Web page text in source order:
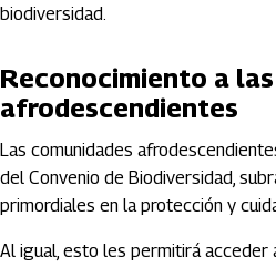
biodiversidad.
Reconocimiento a
afrodescendientes
Las comunidades
del Convenio de Biodiversidad,
primordiales en la protección y
Al igual, esto les permitirá acceder